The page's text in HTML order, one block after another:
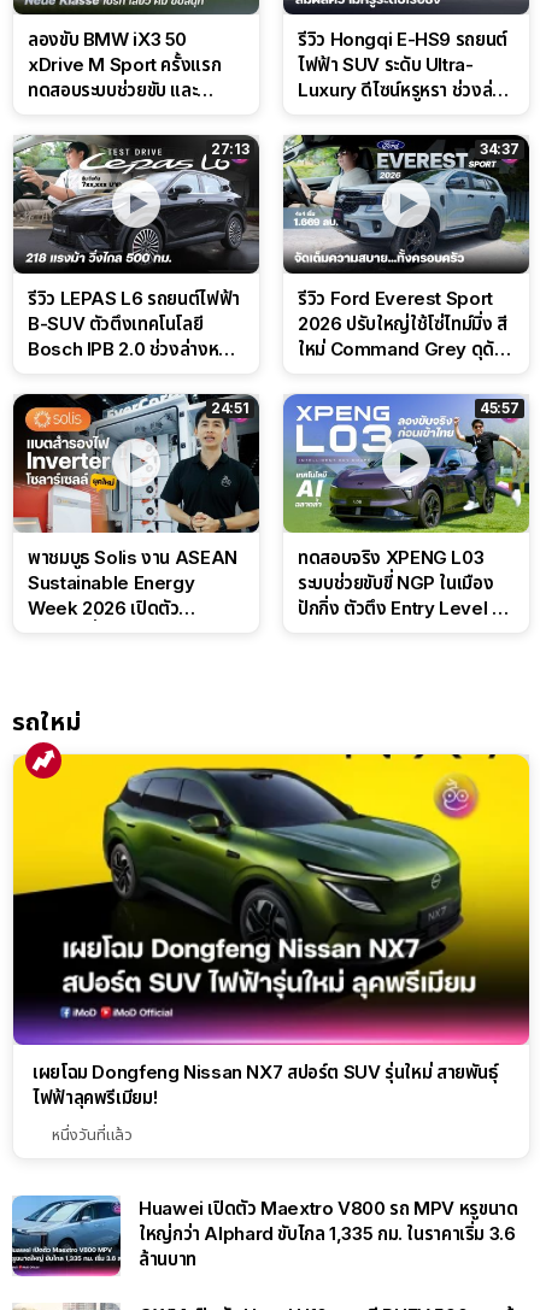
ลองขับ BMW iX3 50
xDrive M Sport ครั้งแรก
ทดสอบระบบช่วยขับ และ
สนาม
รีวิว Hongqi E-HS9 รถยนต์
ไฟฟ้า SUV ระดับ Ultra-
Luxury ดีไซน์หรูหรา ช่วงล่าง
27:13
รีวิว LEPAS L6 รถยนต์ไฟฟ้า
B-SUV ตัวตึงเทคโนโลยี
Bosch IPB 2.0 ช่วงล่างหนึบ
34:37
รีวิว Ford Everest Sport
2026 ปรับใหญ่ใช้โซ่ไทม์มิ่ง สี
ใหม่ Command Grey ดุดัน
24:51
พาชมบูธ Solis งาน ASEAN
Sustainable Energy
Week 2026 เปิดตัว
45:57
ทดสอบจริง XPENG L03
ระบบช่วยขับขี่ NGP ในเมือง
ปักกิ่ง ตัวตึง Entry Level ที่
รถใหม่
เผยโฉม Dongfeng Nissan NX7 สปอร์ต SUV รุ่นใหม่ สายพันธุ์
ไฟฟ้าลุคพรีเมียม!
หนึ่งวันที่แล้ว
Huawei เปิดตัว Maextro V800 รถ MPV หรูขนาด
ใหญ่กว่า Alphard ขับไกล 1,335 กม. ในราคาเริ่ม 3.6
ล้านบาท